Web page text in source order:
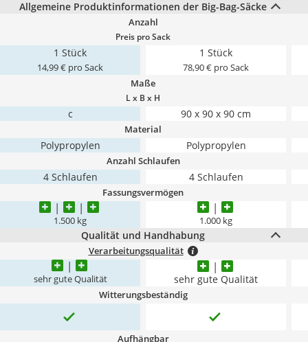
Allgemeine Produktinformationen der Big-Bag-Säcke
Anzahl
Preis pro Sack
1 Stück
14,99 € pro Sack
1 Stück
78,90 € pro Sack
Maße
L x B x H
c 90 x 90 x 90 cm
Material
Polypropylen Polypropylen
Anzahl Schlaufen
4 Schlaufen 4 Schlaufen
Fassungsvermögen
1.500 kg 1.000 kg
Qualität und Handhabung
Verarbeitungsqualität
sehr gute Qualität sehr gute Qualität
Witterungsbeständig
Aufhängbar